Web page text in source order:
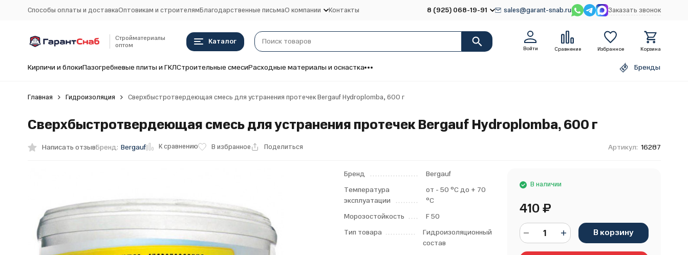
Способы оплаты и доставкаОптовикам и строителямБлагодарственные письмаО компании Контакты 8 (925) 068-19-91 sales@garant-snab.ru Заказать звонок
Стройматериалы
оптом
Каталог
Войти Сравнение Избранное Корзина
Кирпичи и блокиПазогребневые плиты и ГКЛСтроительные смесиРасходные материалы и оснастка Бренды
Главная Гидроизоляция Сверхбыстротвердеющая смесь для устранения протечек Bergauf Hydroplomba, 600 г
Сверхбыстротвердеющая смесь для устранения протечек Bergauf Hydroplomba, 600 г
Написать отзывБренд: Bergauf К сравнению В избранное Поделиться Артикул: 16287
Бренд
Bergauf
Температура
эксплуатации
от - 50 °С до + 70
°С
Морозостойкость
F 50
Тип товара
Гидроизоляционный
состав
В наличии
410₽
В корзину